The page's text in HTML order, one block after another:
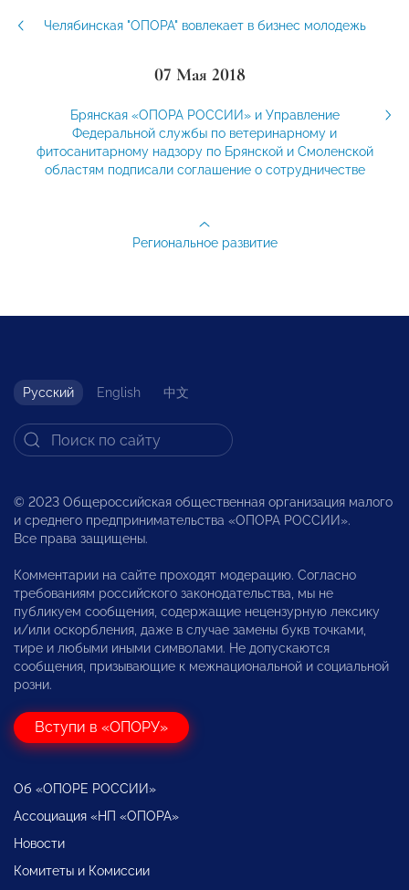
Челябинская "ОПОРА" вовлекает в бизнес молодежь
07 Мая 2018
Брянская «ОПОРА РОССИИ» и Управление
Федеральной службы по ветеринарному и
фитосанитарному надзору по Брянской и Смоленской
областям подписали соглашение о сотрудничестве
Региональное развитие
Русский English 中文
© 2023 Общероссийская общественная организация малого
и среднего предпринимательства «ОПОРА РОССИИ».
Все права защищены.
Комментарии на сайте проходят модерацию. Согласно
требованиям российского законодательства, мы не
публикуем сообщения, содержащие нецензурную лексику
и/или оскорбления, даже в случае замены букв точками,
тире и любыми иными символами. Не допускаются
сообщения, призывающие к межнациональной и социальной
розни.
Вступи в «ОПОРУ»
Об «ОПОРЕ РОССИИ»
Ассоциация «НП «ОПОРА»
Новости
Комитеты и Комиссии